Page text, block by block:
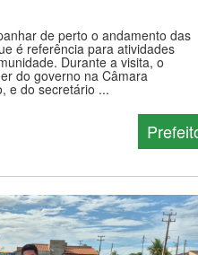
de perto o andamento das
é referência para atividades
Durante a visita, o
do governo na Câmara
e do secretário ...